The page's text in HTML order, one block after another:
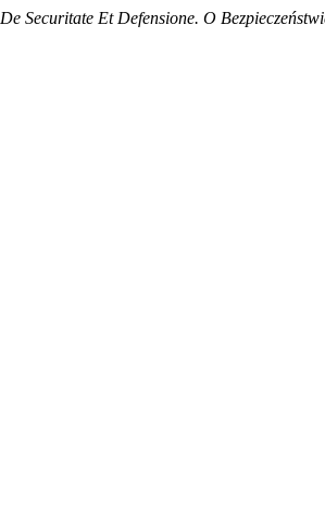
De Securitate Et Defensione. O